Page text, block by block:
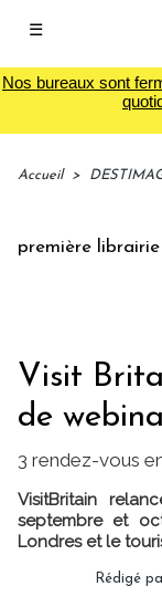
☰
Nos bureaux sont
Accueil >
librairie
Visit
de
3 rendez-vous
VisitBritain
septembre et
Londres et le
Rédigé